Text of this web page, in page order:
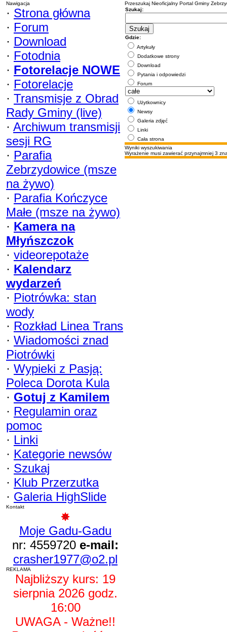
Nawigacja
· Strona główna
· Forum
· Download
· Fotodnia
· Fotorelacje NOWE
· Fotorelacje
· Transmisje z Obrad
Rady Gminy (live)
· Archiwum transmisji
sesji RG
· Parafia
Zebrzydowice (msze
na żywo)
· Parafia Kończyce
Małe (msze na żywo)
· Kamera na
Młyńszczok
· videorepotaże
· Kalendarz
wydarzeń
· Piotrówka: stan
wody
· Rozkład Linea Trans
· Wiadomości znad
Piotrówki
· Wypieki z Pasją:
Poleca Dorota Kula
· Gotuj z Kamilem
· Regulamin oraz
pomoc
· Linki
· Kategorie newsów
· Szukaj
· Klub Przerzutka
· Galeria HighSlide
Kontakt
Moje Gadu-Gadu
nr: 4559720 e-mail:
crasher1977@o2.pl
REKLAMA
Najbliższy kurs: 19
sierpnia 2026 godz.
16:00
UWAGA - Ważne!!
Przeszukaj Nieoficjalny Portal Gminy
Szukaj:
Gdzie:
Artykuły
Dodatkowe strony
Download
Pytania i odpowiedzi
Forum
Użytkownicy
Newsy
Galeria zdjęć
Linki
Cała strona
Wyniki wyszukiwania
Wyrażenie musi zawierać przynajmniej 3